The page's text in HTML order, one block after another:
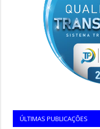
ÚLTIMAS PUBLICAÇÕES